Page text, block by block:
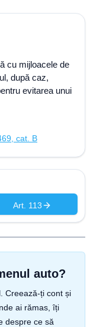
cu mijloacele de
după caz,
evitarea unui
cat. B
Art. 113
auto?
Creează-ți cont și
ai rămas, îți
despre ce să